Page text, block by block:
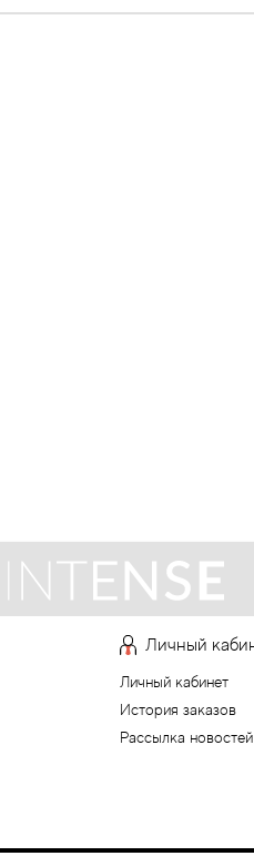
Личный
Личный кабинет
История заказов
Рассылка новостей